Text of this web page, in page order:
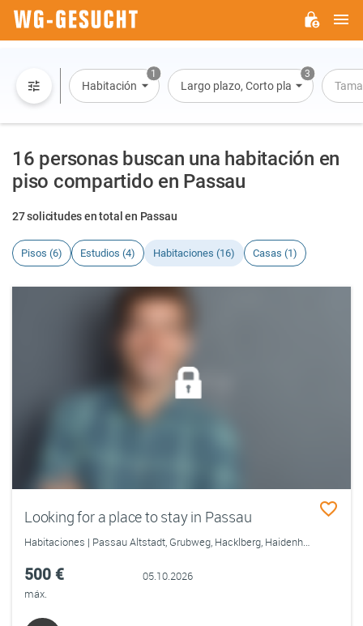
1
Habitación
3
Largo plazo, Corto plazo, Alquiler
16 personas buscan una habitación en
piso compartido en Passau
27 solicitudes en total en Passau
Pisos (6) Estudios (4) Habitaciones (16) Casas (1)
Looking for a place to stay in Passau
Habitaciones | Passau Altstadt, Grubweg, Hacklberg, Haidenhof-Nord, Haidenhof-Süd, Hals, Heining, Innstadt
500 €
máx.
05.10.2026